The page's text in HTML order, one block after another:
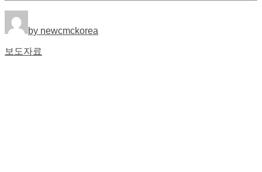
by newcmckorea
보도자료